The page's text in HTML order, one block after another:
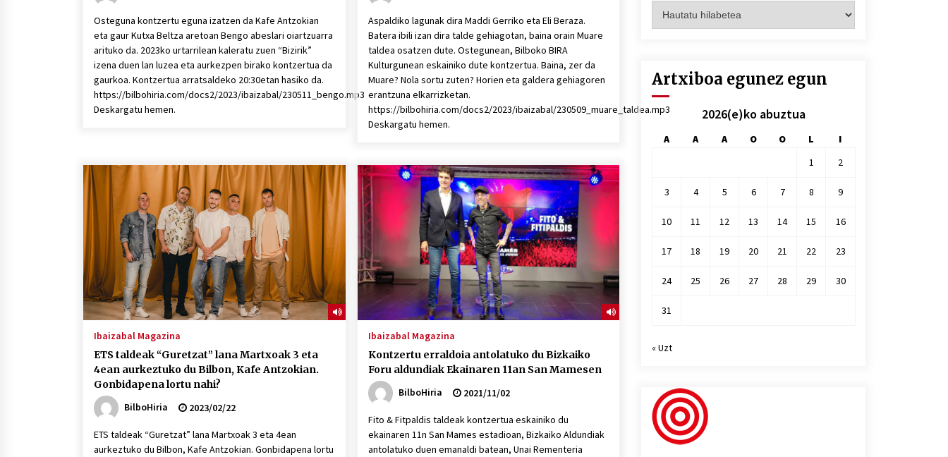
Osteguna kontzertu eguna izatzen da Kafe Antzokian
eta gaur Kutxa Beltza aretoan Bengo abeslari oiartzuarra
arituko da. 2023ko urtarrilean kaleratu zuen “Bizirik”
izena duen lan luzea eta aurkezpen birako kontzertua da
gaurkoa. Kontzertua arratsaldeko 20:30etan hasiko da.
https://bilbohiria.com/docs2/2023/ibaizabal/230511_bengo.mp3
Deskargatu hemen.
Aspaldiko lagunak dira Maddi Gerriko eta Eli Beraza.
Batera ibili izan dira talde gehiagotan, baina orain Muare
taldea osatzen dute. Ostegunean, Bilboko BIRA
Kulturgunean eskainiko dute kontzertua. Baina, zer da
Muare? Nola sortu zuten? Horien eta galdera gehiagoren
erantzuna elkarrizketan.
https://bilbohiria.com/docs2/2023/ibaizabal/230509_muare_taldea.mp3
Deskargatu hemen.
Ibaizabal Magazina
ETS taldeak “Guretzat” lana Martxoak 3 eta
4ean aurkeztuko du Bilbon, Kafe Antzokian.
Gonbidapena lortu nahi?
BilboHiria
2023/02/22
ETS taldeak “Guretzat” lana Martxoak 3 eta 4ean
aurkeztuko du Bilbon, Kafe Antzokian. Gonbidapena lortu
Ibaizabal Magazina
Kontzertu erraldoia antolatuko du Bizkaiko
Foru aldundiak Ekainaren 11an San Mamesen
BilboHiria
2021/11/02
Fito & Fitpaldis taldeak kontzertua eskainiko du
ekainaren 11n San Mames estadioan, Bizkaiko Aldundiak
antolatuko duen emanaldi batean, Unai Rementeria
hilez
Artxiboa egunez egun
2026(e)ko abuztua
A A A O O L
I
1
2
3 4 5 6 7 8 9
10 11 12 13 14 15 16
17 18 19 20 21 22 23
24 25 26 27 28 29 30
31
« Uzt